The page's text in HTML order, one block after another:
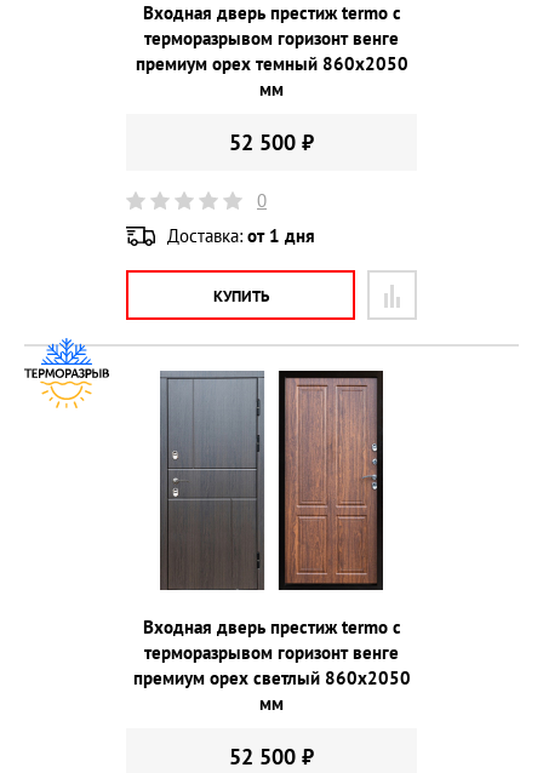
Входная дверь престиж termo с
терморазрывом горизонт венге
премиум орех темный 860х2050
мм
52 500 ₽
0
Доставка: от 1 дня
КУПИТЬ
Входная дверь престиж termo с
терморазрывом горизонт венге
премиум орех светлый 860х2050
мм
52 500 ₽